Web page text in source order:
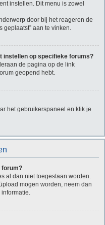
instellen. Dit menu is zowel
door bij het reageren de
geplaatst” aan te vinken.
instellen op specifieke forums?
de pagina op de link
geopend hebt.
het gebruikerspaneel en klik je
forum?
al dan niet toegestaan worden.
mogen worden, neem dan